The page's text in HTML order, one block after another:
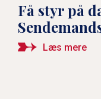
Få styr på
Læs mere